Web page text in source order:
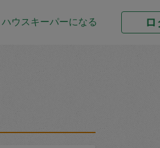
ハウスキーパーになる